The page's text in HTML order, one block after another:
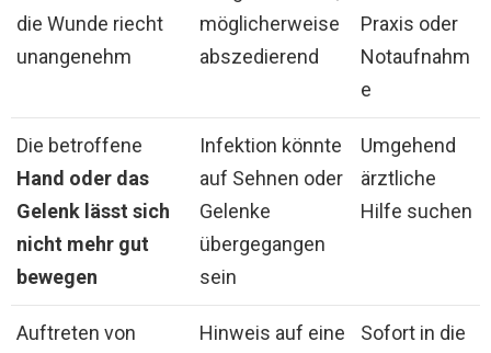
die Wunde riecht
unangenehm
möglicherweise
abszedierend
Praxis oder
Notaufnahm
e
Die betroffene
Hand oder das
Gelenk lässt sich
nicht mehr gut
bewegen
Infektion könnte
auf Sehnen oder
Gelenke
übergegangen
sein
Umgehend
ärztliche
Hilfe suchen
Auftreten von
Hinweis auf eine
Sofort in die